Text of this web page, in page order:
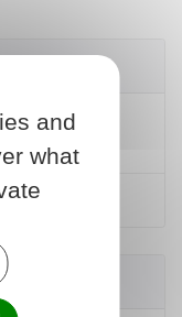
and
what